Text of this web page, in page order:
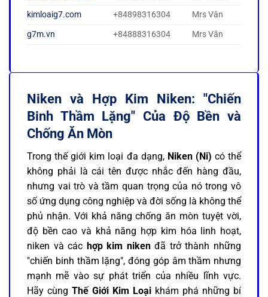
kimloaig7.com
+84898316304
Mrs Vân
g7m.vn
+84888316304 Mrs Vân
Niken và Hợp Kim Niken: "Chiến
Binh Thầm Lặng" Của Độ Bền và
Chống Ăn Mòn
Trong thế giới kim loại đa dạng, Niken (Ni) có thể
không phải là cái tên được nhắc đến hàng đầu,
nhưng vai trò và tầm quan trọng của nó trong vô
số ứng dụng công nghiệp và đời sống là không thể
phủ nhận. Với khả năng chống ăn mòn tuyệt vời,
độ bền cao và khả năng hợp kim hóa linh hoạt,
niken và các hợp kim nikenđã trở thành những
"chiến binh thầm lặng", đóng góp âm thầm nhưng
mạnh mẽ vào sự phát triển của nhiều lĩnh vực.
Hãy cùng Thế Giới Kim Loại khám phá những bí